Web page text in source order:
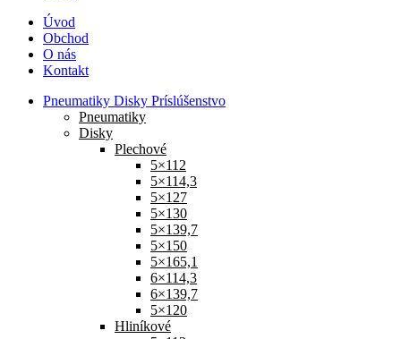
Úvod
Obchod
O nás
Kontakt
Pneumatiky Disky Príslúšenstvo
Pneumatiky
Disky
Plechové
5×112
5×114,3
5×127
5×130
5×139,7
5×150
5×165,1
6×114,3
6×139,7
5×120
Hliníkové